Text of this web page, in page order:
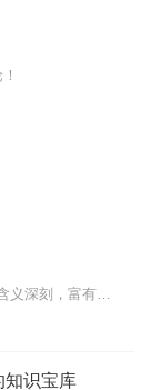
我国古代的很多神话传说、寓言故事含义深刻，富有教育意义，往往被概括成为成语。像“八仙过海，各显神通”、“班门弄斧”、“不耻下问”这些熟悉的成语，从孩时到现在已经...
知识宝库